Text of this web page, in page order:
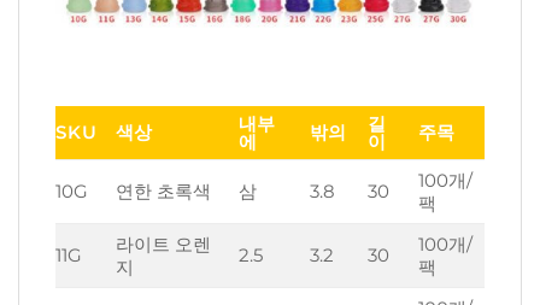
SKU 색상 내부
에 밖의 길
이 주목
10G 연한 초록색 삼 3.8 30
100개/
팩
11G
라이트 오렌
지
2.5 3.2 30
100개/
팩